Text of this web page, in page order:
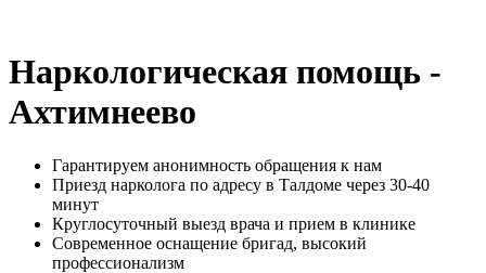
Наркологическая помощь -
Ахтимнеево
Гарантируем анонимность обращения к нам
Приезд нарколога по адресу в Талдоме через 30-40
минут
Круглосуточный выезд врача и прием в клинике
Современное оснащение бригад, высокий
профессионализм